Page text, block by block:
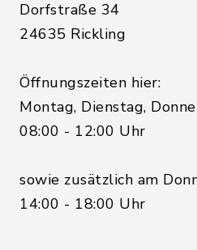
Dorfstraße 34
24635 Rickling
Öffnungszeiten hier:
Montag, Dienstag,
08:00 - 12:00 Uhr
sowie zusätzlich am
14:00 - 18:00 Uhr